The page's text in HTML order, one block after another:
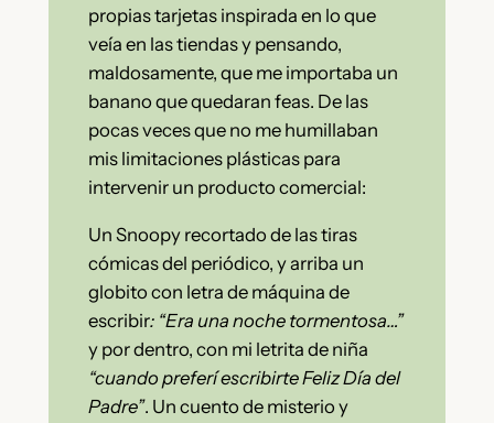
propias tarjetas inspirada en lo que
veía en las tiendas y pensando,
maldosamente, que me importaba un
banano que quedaran feas. De las
pocas veces que no me humillaban
mis limitaciones plásticas para
intervenir un producto comercial:
Un Snoopy recortado de las tiras
cómicas del periódico, y arriba un
globito con letra de máquina de
escribir: “Era una noche tormentosa…”
y por dentro, con mi letrita de niña
“cuando preferí escribirte Feliz Día del
Padre”. Un cuento de misterio y